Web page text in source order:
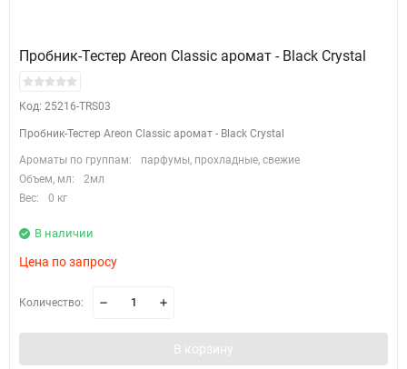
Пробник-Тестер Areon Classic аромат - Black Crystal
Код: 25216-TRS03
Пробник-Тестер Areon Classic аромат - Black Crystal
Ароматы по группам:
парфумы, прохладные, свежие
Объем, мл:
2мл
Вес:
0 кг
В наличии
Цена по запросу
Количество:
В корзину